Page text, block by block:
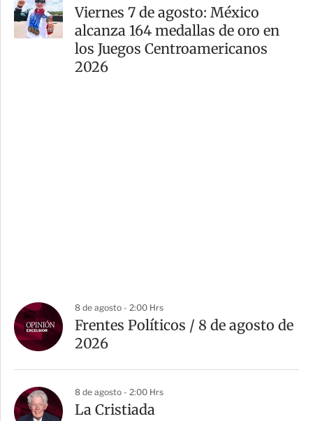
Viernes 7 de agosto: México
alcanza 164 medallas de oro en
los Juegos Centroamericanos
2026
8 de agosto - 2:00 Hrs
Frentes Políticos / 8 de agosto de
2026
8 de agosto - 2:00 Hrs
La Cristiada